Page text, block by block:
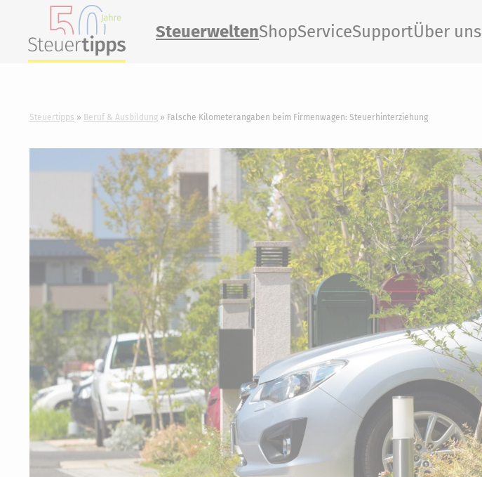
SteuerweltenShopServiceSupportÜber uns
Steuertipps Beruf & Ausbildung Falsche Kilometerangaben beim Firmenwagen: Steuerhinterziehung